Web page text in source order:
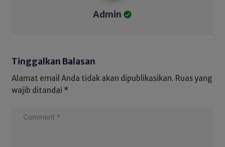
Admin
Tinggalkan Balasan
Alamat email Anda tidak akan dipublikasikan. Ruas yang
wajib ditandai *